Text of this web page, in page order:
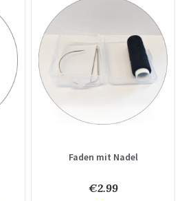
Faden mit Nadel
€2.99